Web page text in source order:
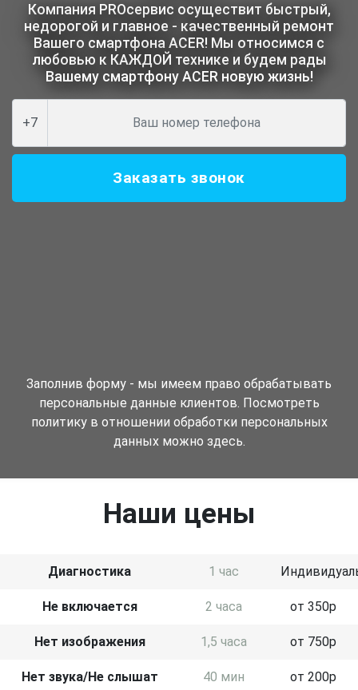
Компания PROсервис осуществит быстрый,
недорогой и главное - качественный ремонт
Вашего смартфона ACER! Мы относимся с
любовью к КАЖДОЙ технике и будем рады
Вашему смартфону ACER новую жизнь!
+7
Заказать звонок
Заполнив форму - мы имеем право обрабатывать
персональные данные клиентов. Посмотреть
политику в отношении обработки персональных
данных можно здесь.
Наши цены
Диагностика 1 час
Не включается 2 часа от 350р
Нет изображения 1,5 часа от 750р
Нет звука/Не слышат 40 мин от 200р